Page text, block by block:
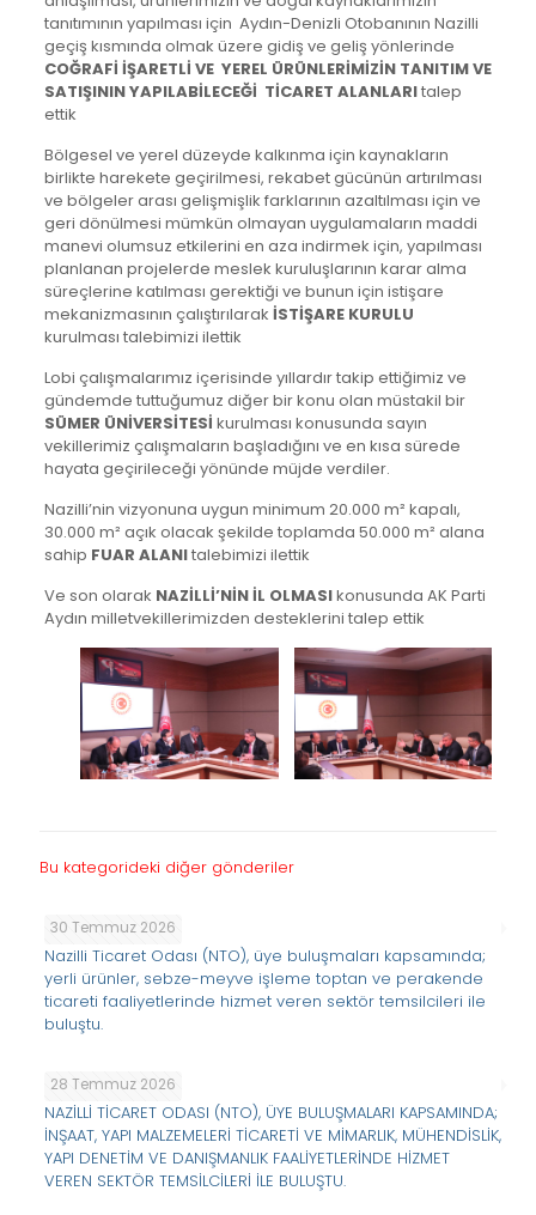
tanıtımının yapılması için Aydın-Denizli Otobanının Nazilli
geçiş kısmında olmak üzere gidiş ve geliş yönlerinde
COĞRAFİ İŞARETLİ VE YEREL ÜRÜNLERİMİZİN TANITIM VE
SATIŞININ YAPILABİLECEĞİ TİCARET ALANLARItalep
ettik
Bölgesel ve yerel düzeyde kalkınma için kaynakların
birlikte harekete geçirilmesi, rekabet gücünün artırılması
ve bölgeler arası gelişmişlik farklarının azaltılması için ve
geri dönülmesi mümkün olmayan uygulamaların maddi
manevi olumsuz etkilerini en aza indirmek için, yapılması
planlanan projelerde meslek kuruluşlarının karar alma
süreçlerine katılması gerektiği ve bunun için istişare
mekanizmasının çalıştırılarak İSTİŞARE KURULU
kurulması talebimizi ilettik
Lobi çalışmalarımız içerisinde yıllardır takip ettiğimiz ve
gündemde tuttuğumuz diğer bir konu olan müstakil bir
SÜMER ÜNİVERSİTESİ kurulması konusunda sayın
vekillerimiz çalışmaların başladığını ve en kısa sürede
hayata geçirileceği yönünde müjde verdiler.
Nazilli’nin vizyonuna uygun minimum 20.000 m² kapalı,
30.000 m² açık olacak şekilde toplamda 50.000 m² alana
sahip FUAR ALANItalebimizi ilettik
Ve son olarak NAZİLLİ’NİN İL OLMASIkonusunda AK Parti
Aydın milletvekillerimizden desteklerini talep ettik
Bu kategorideki diğer gönderiler
30 Temmuz 2026
Nazilli Ticaret Odası (NTO), üye buluşmaları kapsamında;
yerli ürünler, sebze-meyve işleme toptan ve perakende
ticareti faaliyetlerinde hizmet veren sektör temsilcileri ile
buluştu.
28 Temmuz 2026
NAZİLLİ TİCARET ODASI (NTO), ÜYE BULUŞMALARI KAPSAMINDA;
İNŞAAT, YAPI MALZEMELERİ TİCARETİ VE MİMARLIK, MÜHENDİSLİK,
YAPI DENETİM VE DANIŞMANLIK FAALİYETLERİNDE HİZMET
VEREN SEKTÖR TEMSİLCİLERİ İLE BULUŞTU.